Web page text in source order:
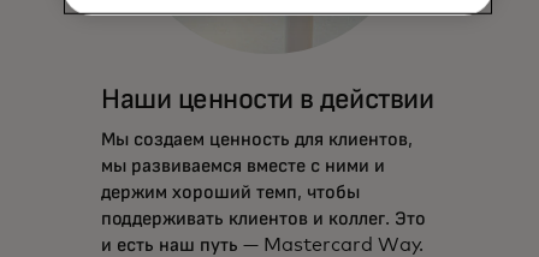
Наши ценности в действии
Мы создаем ценность для клиентов,
мы развиваемся вместе с ними и
держим хороший темп, чтобы
поддерживать клиентов и коллег. Это
и есть наш путь — Mastercard Way.